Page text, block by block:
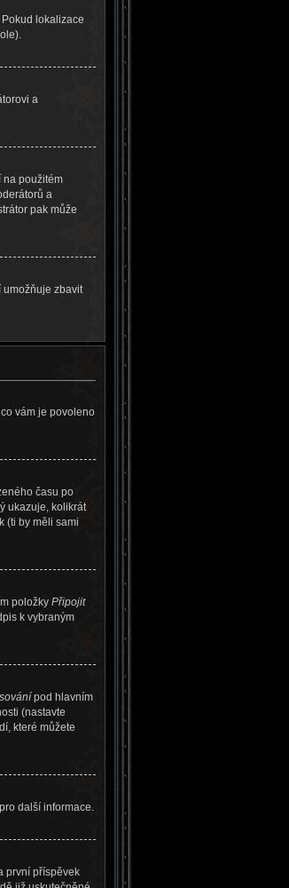
lokalizace
a
na použitém
a
pak může
umožňuje zbavit
vám je povoleno
času po
ukazuje, kolikrát
(ti by měli sami
položky Připojit
k vybraným
pod hlavním
(nastavte
které můžete
další informace.
první příspěvek